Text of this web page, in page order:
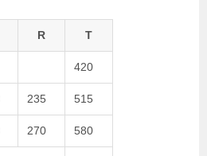
R T
420
235 515
270 580